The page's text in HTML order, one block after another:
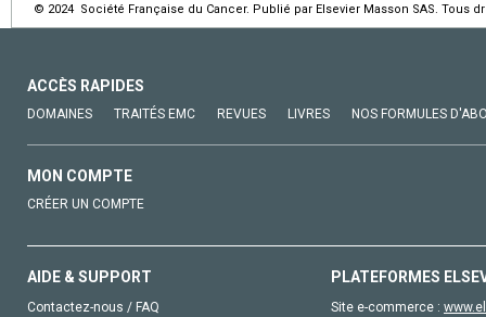
© 2024 Société Française du Cancer. Publié par Elsevier Masson SAS. Tous
ACCÈS RAPIDES
DOMAINES TRAITÉS EMC REVUES LIVRES NOS FORMULES
MON COMPTE
CRÉER UN COMPTE
AIDE & SUPPORT
Contactez-nous / FAQ
PLATEFORMES
Site e-commerce :